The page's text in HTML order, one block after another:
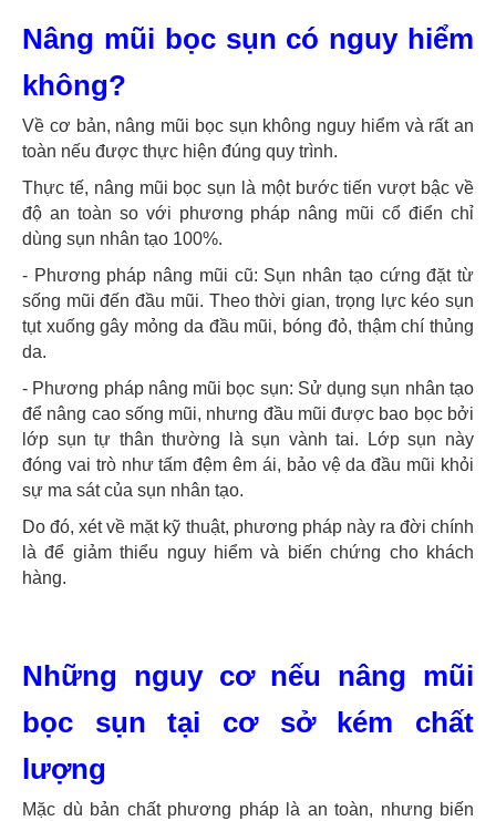
Nâng mũi bọc sụn có nguy hiểm
không?
Về cơ bản, nâng mũi bọc sụn không nguy hiểm và rất an
toàn nếu được thực hiện đúng quy trình.
Thực tế, nâng mũi bọc sụn là một bước tiến vượt bậc về
độ an toàn so với phương pháp nâng mũi cổ điển chỉ
dùng sụn nhân tạo 100%.
- Phương pháp nâng mũi cũ: Sụn nhân tạo cứng đặt từ
sống mũi đến đầu mũi. Theo thời gian, trọng lực kéo sụn
tụt xuống gây mỏng da đầu mũi, bóng đỏ, thậm chí thủng
da.
- Phương pháp nâng mũi bọc sụn: Sử dụng sụn nhân tạo
để nâng cao sống mũi, nhưng đầu mũi được bao bọc bởi
lớp sụn tự thân thường là sụn vành tai. Lớp sụn này
đóng vai trò như tấm đệm êm ái, bảo vệ da đầu mũi khỏi
sự ma sát của sụn nhân tạo.
Do đó, xét về mặt kỹ thuật, phương pháp này ra đời chính
là để giảm thiểu nguy hiểm và biến chứng cho khách
hàng.
Những nguy cơ nếu nâng mũi
bọc sụn tại cơ sở kém chất
lượng
Mặc dù bản chất phương pháp là an toàn, nhưng biến